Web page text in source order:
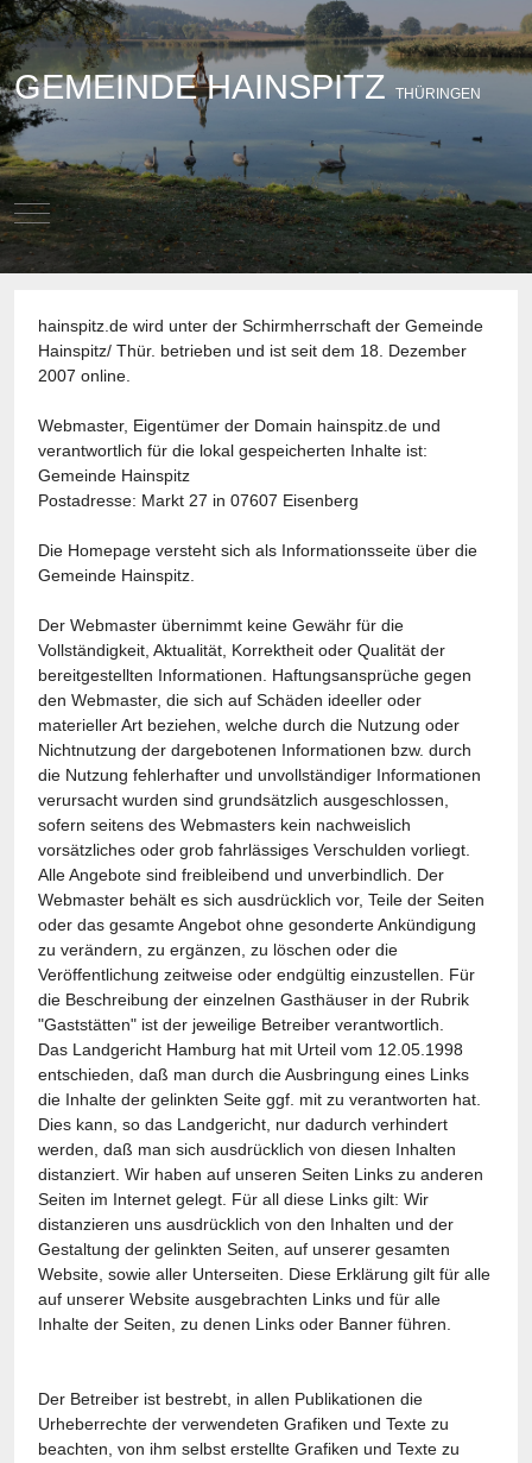
GEMEINDE HAINSPITZ THÜRINGEN
Mobile Menu Toggle
hainspitz.de wird unter der Schirmherrschaft der Gemeinde
Hainspitz/ Thür. betrieben und ist seit dem 18. Dezember
2007 online.
Webmaster, Eigentümer der Domain hainspitz.de und
verantwortlich für die lokal gespeicherten Inhalte ist:
Gemeinde Hainspitz
Postadresse: Markt 27 in 07607 Eisenberg
Die Homepage versteht sich als Informationsseite über die
Gemeinde Hainspitz.
Der Webmaster übernimmt keine Gewähr für die
Vollständigkeit, Aktualität, Korrektheit oder Qualität der
bereitgestellten Informationen. Haftungsansprüche gegen
den Webmaster, die sich auf Schäden ideeller oder
materieller Art beziehen, welche durch die Nutzung oder
Nichtnutzung der dargebotenen Informationen bzw. durch
die Nutzung fehlerhafter und unvollständiger Informationen
verursacht wurden sind grundsätzlich ausgeschlossen,
sofern seitens des Webmasters kein nachweislich
vorsätzliches oder grob fahrlässiges Verschulden vorliegt.
Alle Angebote sind freibleibend und unverbindlich. Der
Webmaster behält es sich ausdrücklich vor, Teile der Seiten
oder das gesamte Angebot ohne gesonderte Ankündigung
zu verändern, zu ergänzen, zu löschen oder die
Veröffentlichung zeitweise oder endgültig einzustellen. Für
die Beschreibung der einzelnen Gasthäuser in der Rubrik
"Gaststätten" ist der jeweilige Betreiber verantwortlich.
Das Landgericht Hamburg hat mit Urteil vom 12.05.1998
entschieden, daß man durch die Ausbringung eines Links
die Inhalte der gelinkten Seite ggf. mit zu verantworten hat.
Dies kann, so das Landgericht, nur dadurch verhindert
werden, daß man sich ausdrücklich von diesen Inhalten
distanziert. Wir haben auf unseren Seiten Links zu anderen
Seiten im Internet gelegt. Für all diese Links gilt: Wir
distanzieren uns ausdrücklich von den Inhalten und der
Gestaltung der gelinkten Seiten, auf unserer gesamten
Website, sowie aller Unterseiten. Diese Erklärung gilt für alle
auf unserer Website ausgebrachten Links und für alle
Inhalte der Seiten, zu denen Links oder Banner führen.
Der Betreiber ist bestrebt, in allen Publikationen die
Urheberrechte der verwendeten Grafiken und Texte zu
beachten, von ihm selbst erstellte Grafiken und Texte zu